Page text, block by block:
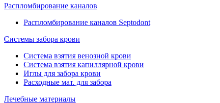
Распломбирование каналов
Распломбирование каналов Septodont
Системы забора крови
Система взятия венозной крови
Система взятия капиллярной крови
Иглы для забора крови
Расходные мат. для забора
Лечебные материалы